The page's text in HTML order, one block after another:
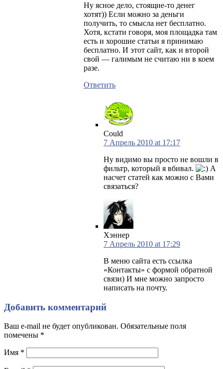
Ну ясное дело, стоящие-то денег
хотят)) Если можно за деньги
получить, то смысла нет бесплатно.
Хотя, кстати говоря, моя площадка там
есть и хорошие статьи я принимаю
бесплатно. И этот сайт, как и второй
свой — галимым не считаю ни в коем
разе.
Ответить
Could
7 Апрель 2010 at 17:17
Ну видимо вы просто не вошли в
фильтр, который я вбивал.
А
насчет статей как можно с Вами
связаться?
Хэннер
7 Апрель 2010 at 17:29
В меню сайта есть ссылка
«Контакты» с формой обратной
связи) И мне можно запросто
написать на почту.
Добавить комментарий
Ваш e-mail не будет опубликован. Обязательные поля
помечены *
Имя *